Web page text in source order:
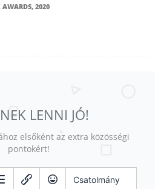
AWARDS, 2020
LENNI JÓ!
elsőként az extra közösségi
pontokért!
Csatolmány